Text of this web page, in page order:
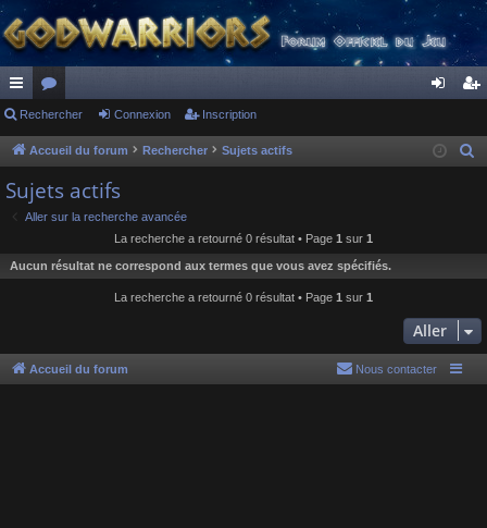
ac
co
ur
ci
or
u
s
ne cri
Rechercher Connexion Inscription
Accueil du forum Rechercher Sujets actifs
h
e
Sujets actifs
Aller sur la recherche avancée
La recherche a retourné 0 résultat • Page 1 sur 1
Aucun résultat ne correspond aux termes que vous avez spécifiés.
La recherche a retourné 0 résultat • Page 1 sur 1
Aller
Accueil du forum Nous contacter